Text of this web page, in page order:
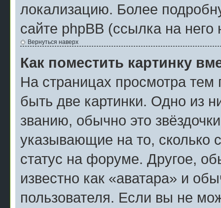
локализацию. Более
сайте phpBB (ссылка на
Вернуться наверх
Как поместить картинку
На страницах просмотра тем
быть две картинки. Одно из
званию, обычно это
указывающие на то, сколько
статус на форуме. Другое,
известно как «аватара» и
пользователя. Если вы не